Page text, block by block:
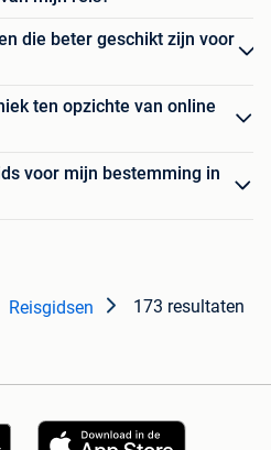
die beter geschikt zijn voor
ten opzichte van online
voor mijn bestemming in
Reisgidsen 173 resultaten